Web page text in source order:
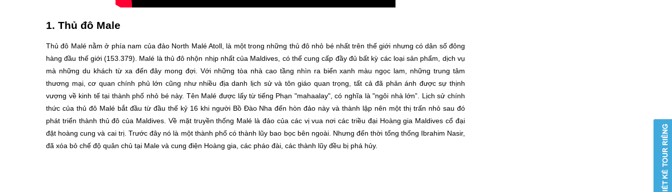
1. Thủ đô Male
Thủ đô Malé nằm ở phía nam của đảo North Malé Atoll, là một trong những thủ đô nhỏ bé nhất trên thế giới nhưng có dân số đông
hàng đầu thế giới (153.379). Malé là thủ đô nhộn nhịp nhất của Maldives, có thể cung cấp đầy đủ bất kỳ các loại sản phẩm, dịch vụ
mà những du khách từ xa đến đây mong đợi. Với những tòa nhà cao tầng nhìn ra biển xanh màu ngọc lam, những trung tâm
thương mại, cơ quan chính phủ lớn cũng như nhiều địa danh lịch sử và tôn giáo quan trọng, tất cả đã phản ánh được sự thịnh
vượng về kinh tế tại thành phố nhỏ bé này. Tên Malé được lấy từ tiếng Phạn "mahaalay", có nghĩa là "ngôi nhà lớn”. Lịch sử chính
thức của thủ đô Malé bắt đầu từ đầu thế kỷ 16 khi người Bồ Đào Nha đến hòn đảo này và thành lập nên một thị trấn nhỏ sau đó
phát triển thành thủ đô của Maldives. Về mặt truyền thống Malé là đảo của các vị vua nơi các triều đại Hoàng gia Maldives cổ đại
đặt hoàng cung và cai trị. Trước đây nó là một thành phố có thành lũy bao bọc bên ngoài. Nhưng đến thời tổng thống Ibrahim Nasir,
đã xóa bỏ chế độ quân chủ tại Male và cung điện Hoàng gia, các pháo đài, các thành lũy đều bị phá hủy.